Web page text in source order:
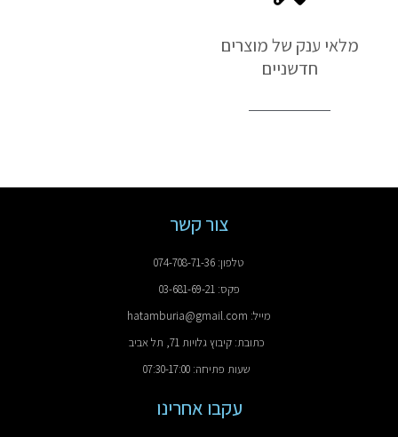
מלאי ענק של מוצרים
חדשניים
צור קשר
טלפון: 074-708-71-36
פקס: 03-681-69-21
מייל: hatamburia@gmail.com
כתובת: קיבוץ גלויות 71, תל אביב
שעות פתיחה: 07:30-17:00
עקבו אחרינו